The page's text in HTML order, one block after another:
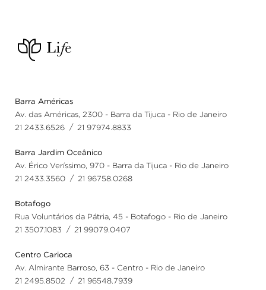
Barra Américas
Av. das Américas, 2300 - Barra da Tijuca - Rio de Janeiro
21 2433.6526
/ 21 97974.8833
Barra Jardim Oceânico
Av. Érico Veríssimo, 970 - Barra da Tijuca - Rio de Janeiro
21 2433.3560
/ 21 96758.0268
Botafogo
Rua Voluntários da Pátria, 45 - Botafogo - Rio de Janeiro
21 3507.1083
/ 21 99079.0407
Centro Carioca
Av. Almirante Barroso, 63 - Centro - Rio de Janeiro
21 2495.8502
/ 21 96548.7939